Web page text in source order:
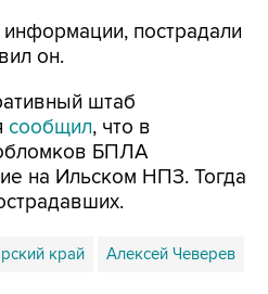
пострадали
он.
штаб
сообщил, что в
БПЛА
на Ильском НПЗ. Тогда
край Алексей Чеверев